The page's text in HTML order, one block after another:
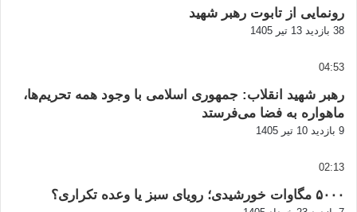
رونمایی از تابوت رهبر شهید
38 بازدید 13 تیر 1405
04:53
رهبر شهید انقلاب: جمهوری اسلامی با وجود همه تحریم‌ها،
ماهواره به فضا می‌فرستد
9 بازدید 10 تیر 1405
02:13
۵۰۰۰ مگاوات خورشیدی؛ رویای سبز یا وعده تکراری؟